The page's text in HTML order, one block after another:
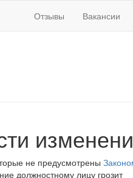
Отзывы Вакансии
не предусмотрены
должностному лицу грозит